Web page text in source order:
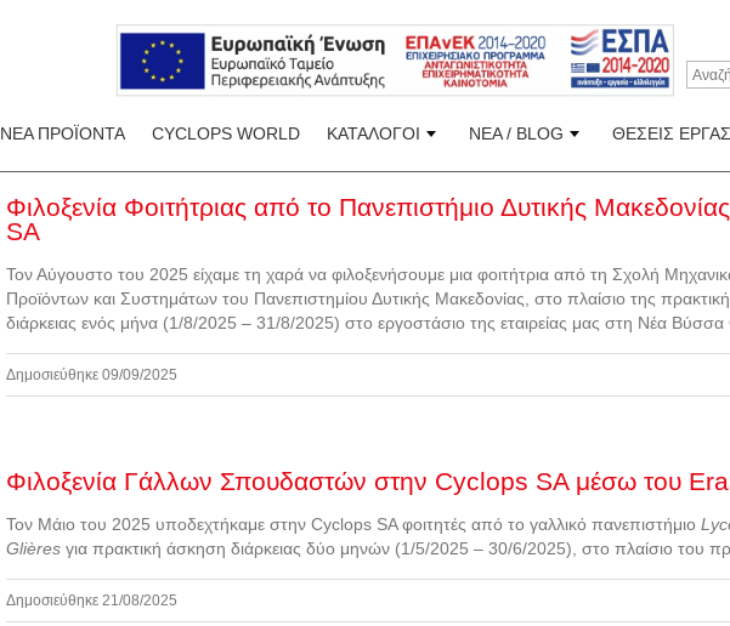
ΝΕΑ ΠΡΟΪΟΝΤΑ CYCLOPS WORLD ΚΑΤΑΛΟΓΟΙ ΝΕΑ / BLOG ΘΕΣΕΙΣ
Φιλοξενία Φοιτήτριας από το Πανεπιστήμιο Δυτικής
SA
Τον Αύγουστο του 2025 είχαμε τη χαρά να φιλοξενήσουμε μια φοιτήτρια από τη Σχολή
Προϊόντων και Συστημάτων του Πανεπιστημίου Δυτικής Μακεδονίας, στο πλαίσιο της
διάρκειας ενός μήνα (1/8/2025 – 31/8/2025) στο εργοστάσιο της εταιρείας μας στη Νέα Βύσσα
Δημοσιεύθηκε 09/09/2025
Φιλοξενία Γάλλων Σπουδαστών στην Cyclops SA μέσω του
Τον Μάιο του 2025 υποδεχτήκαμε στην Cyclops SA φοιτητές από το γαλλικό πανεπιστήμιο
Glières για πρακτική άσκηση διάρκειας δύο μηνών (1/5/2025 – 30/6/2025), στο πλαίσιο του
Δημοσιεύθηκε 21/08/2025